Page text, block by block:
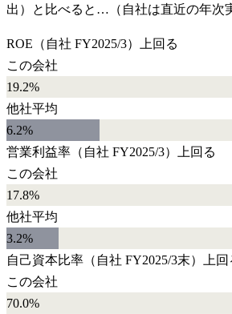
出）と比べると…（自社は直近の年次
ROE （自社 FY2025/3）
上回る
この会社
19.2%
他社平均
6.2%
営業利益率 （自社 FY2025/3）
上回る
この会社
17.8%
他社平均
3.2%
自己資本比率 （自社 FY2025/3末）
上
この会社
70.0%